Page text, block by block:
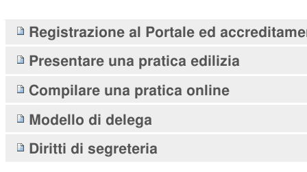
Navigazione
Registrazione al Portale ed
Presentare una pratica edilizia
Compilare una pratica online
Modello di delega
Diritti di segreteria